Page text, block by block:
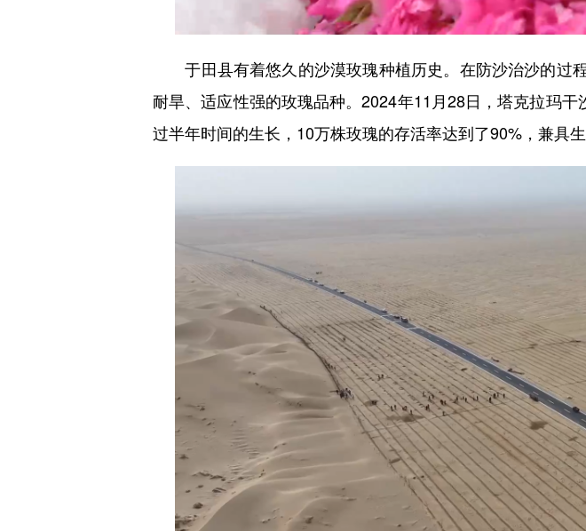
于田县有着悠久的沙漠玫瑰种植历史。在防沙治沙的过
耐旱、适应性强的玫瑰品种。2024年11月28日，塔克拉玛
过半年时间的生长，10万株玫瑰的存活率达到了90%，兼具